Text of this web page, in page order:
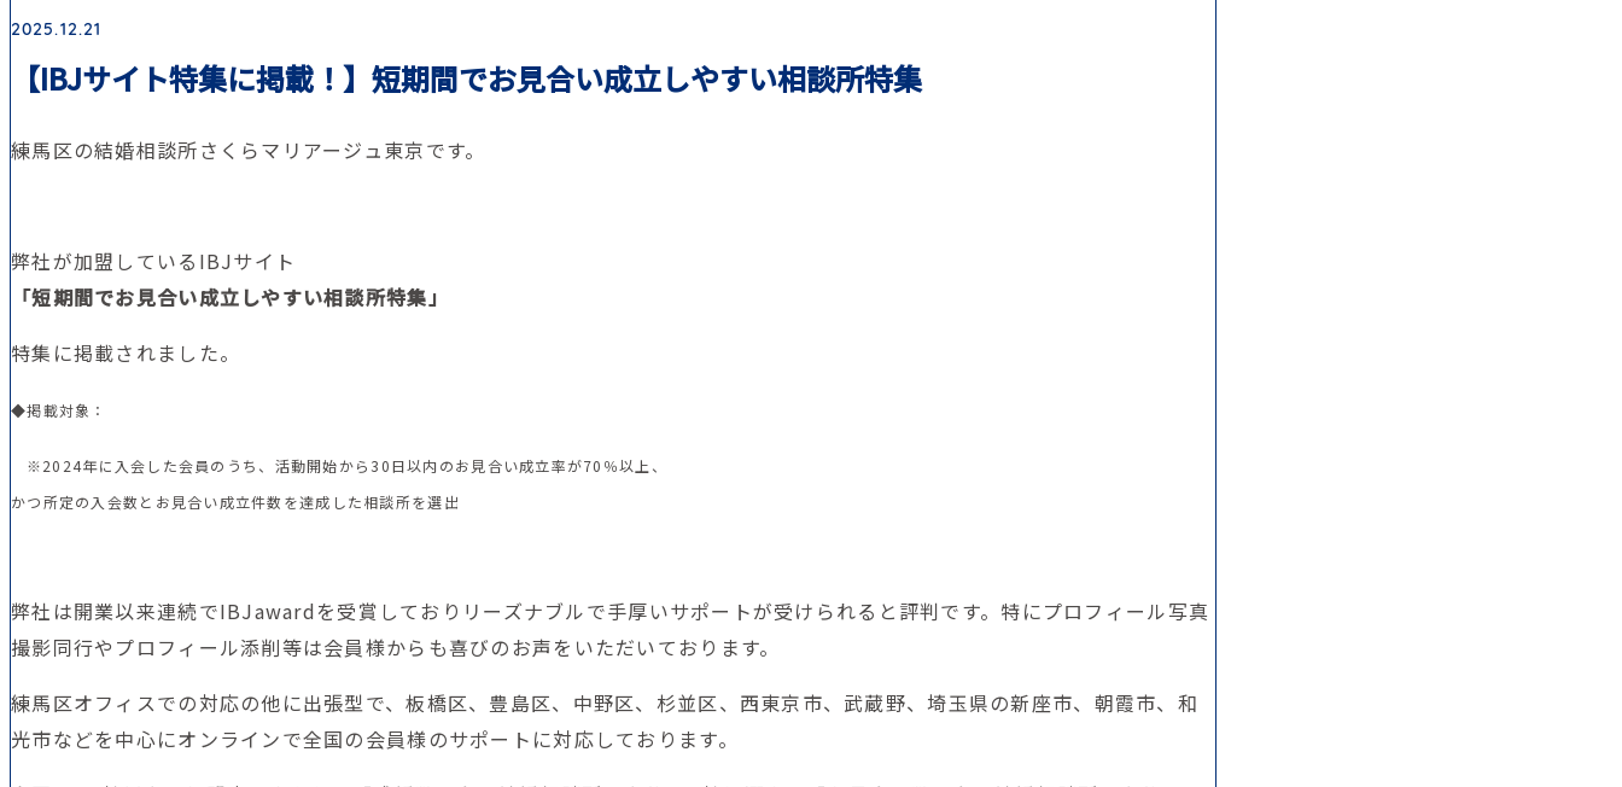
2025.12.21
【IBJサイト特集に掲載！】短期間でお見合い成立しやすい相談所特集
練馬区の結婚相談所さくらマリアージュ東京です。
弊社が加盟しているIBJサイト
「短期間でお見合い成立しやすい相談所特集」
特集に掲載されました。
◆掲載対象：
※2024年に入会した会員のうち、活動開始から30日以内のお見合い成立率が70％以上、
かつ所定の入会数とお見合い成立件数を達成した相談所を選出
弊社は開業以来連続でIBJawardを受賞しておりリーズナブルで手厚いサポートが受けられると評判です。特にプロフィール写真
撮影同行やプロフィール添削等は会員様からも喜びのお声をいただいております。
練馬区オフィスでの対応の他に出張型で、板橋区、豊島区、中野区、杉並区、西東京市、武蔵野、埼玉県の新座市、朝霞市、和
光市などを中心にオンラインで全国の会員様のサポートに対応しております。